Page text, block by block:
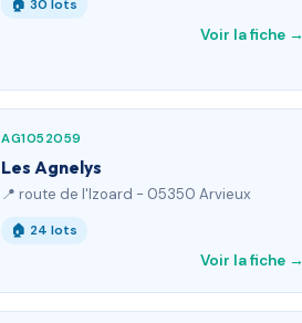
🏠 30 lots
Voir la fiche →
AG1052059
Les Agnelys
📍 route de l'Izoard - 05350 Arvieux
🏠 24 lots
Voir la fiche →